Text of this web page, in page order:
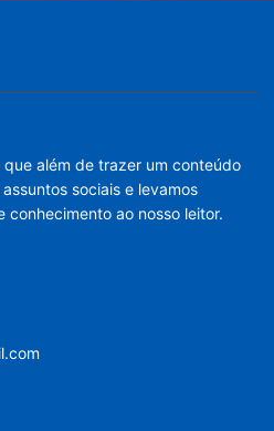
além de trazer um conteúdo
sociais e levamos
ao nosso leitor.